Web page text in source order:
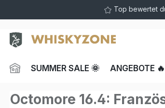
Zur Hauptnavigation springen
Top bewertet
SUMMER SALE 🌞 ANGEBOTE 🔥
Octomore 16.4: